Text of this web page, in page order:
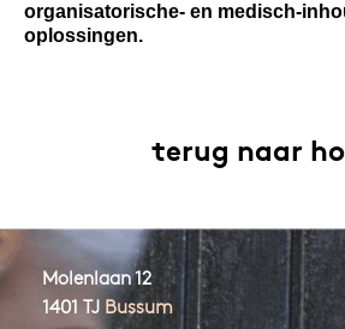
organisatorische- en medisch-
oplossingen.
terug naar
Molenlaan 12
1401 TJ Bussum